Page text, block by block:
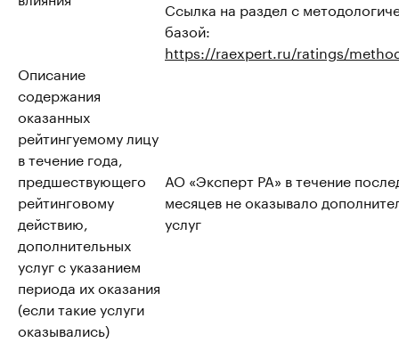
Ссылка на раздел с
базой:
https://raexpert.ru/ratings/
Описание
содержания
оказанных
рейтингуемому лицу
в течение года,
предшествующего
рейтинговому
действию,
дополнительных
услуг с указанием
периода их оказания
(если такие услуги
оказывались)
АО «Эксперт РА» в течение
месяцев не оказывало
услуг